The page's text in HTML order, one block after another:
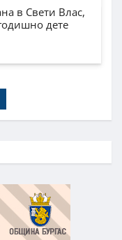
в Свети Влас,
дете